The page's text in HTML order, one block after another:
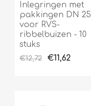
Inlegringen met
pakkingen DN 25
voor RVS-
ribbelbuizen - 10
stuks
€12,72 €11,62